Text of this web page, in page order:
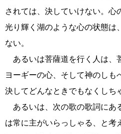
されては、決していけない。心
光り輝く湖のような心の状態は
ない。
あるいは菩薩道を行く人は、
ヨーギーの心、そして神のしも
決してどんなときでもなくしち
あるいは、次の歌の歌詞にあ
は常に主がいらっしゃる、と考